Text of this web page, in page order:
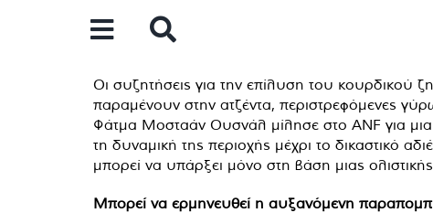
Οι συζητήσεις για την επίλυση του κουρδικού
παραμένουν στην ατζέντα, περιστρεφόμενες
Φάτμα Μοσταάν Ουσνάλ μίλησε στο ANF για μια
τη δυναμική της περιοχής μέχρι το δικαστικό
μπορεί να υπάρξει μόνο στη βάση μιας
Μπορεί να ερμηνευθεί η αυξανόμενη παραπομπή